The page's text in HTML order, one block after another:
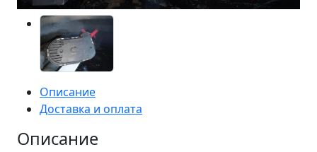
Описание
Доставка и оплата
Описание